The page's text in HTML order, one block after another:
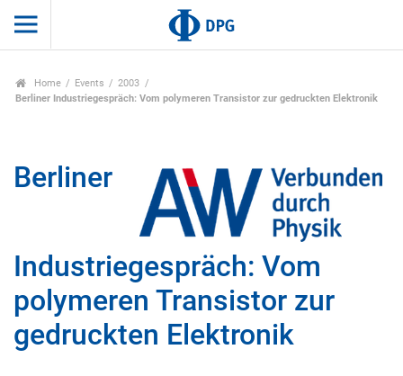
Home Events
2003
Berliner Industriegespräch: Vom polymeren Transistor zur gedruckten Elektronik
Berliner
Industriegespräch: Vom
polymeren Transistor zur
gedruckten Elektronik